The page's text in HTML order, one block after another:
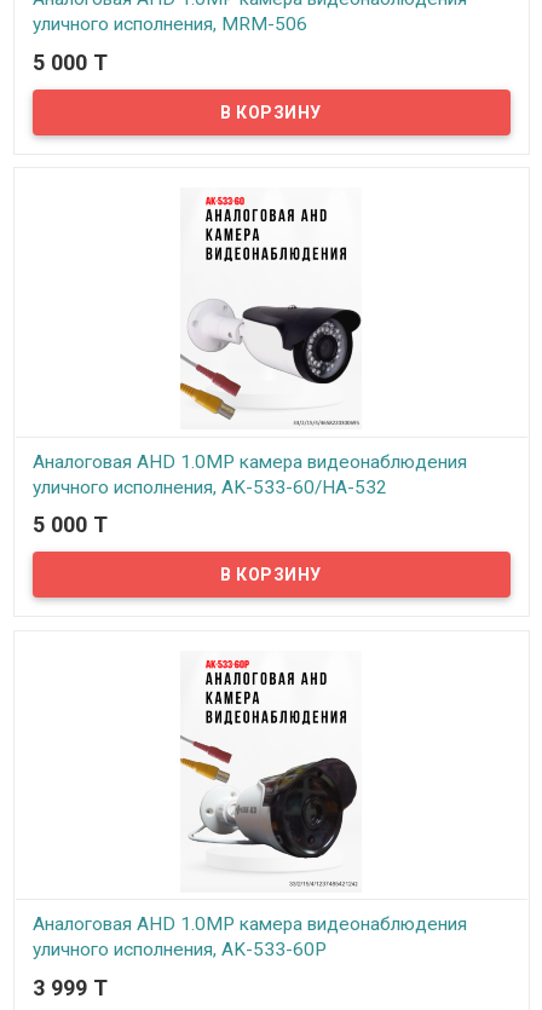
уличного исполнения, MRM-506
В наличии
Предлагаем бюджетные аналоговые AHD 1Mpx камеры
видеонаблюдения уличного исполнения, модель MRM-506
5 000 T
Аналоговая AHD 1.0MP камера видеонаблюдения
уличного исполнения, AK-533-60/HA-532
В наличии
Предлагаем бюджетные аналоговые AHD 1Mpx камеры
видеонаблюдения уличного исполнения, модель AK-533-60
5 000 T
Аналоговая AHD 1.0MP камера видеонаблюдения
уличного исполнения, AK-533-60P
В наличии
3 999 T